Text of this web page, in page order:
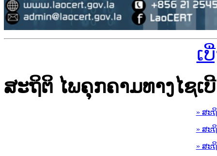
ເ
ສະຖິຕິ ໄພຄຸກຄາມທາງໄຊເບີ
» ສະ
» ສະ
» ສະ